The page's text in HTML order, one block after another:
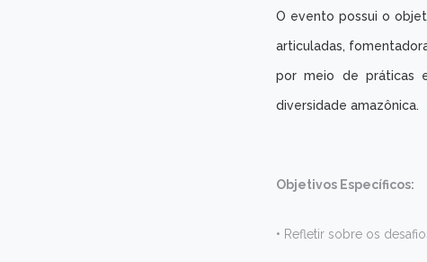
O evento possui o
articuladas,
por meio de práticas
diversidade amazônica.
Objetivos Específicos:
• Refletir sobre os